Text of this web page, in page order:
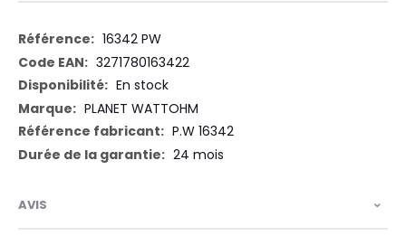
Plus
d’information
16342 PW
3271780163422
En stock
PLANET WATTOHM
P.W 16342
24 mois
AVIS